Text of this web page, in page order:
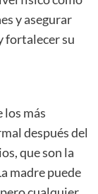
y asegurar
fortalecer su
los más
después del
que son la
madre puede